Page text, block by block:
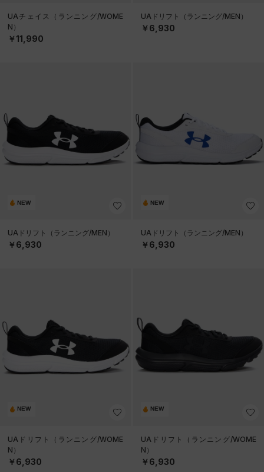
UAチェイス（ランニング/WOME
N）
￥11,990
UAドリフト（ランニング/MEN）
￥6,930
NEW
UAドリフト（ランニング/MEN）
￥6,930
NEW
UAドリフト（ランニング/MEN）
￥6,930
NEW
UAドリフト（ランニング/WOME
N）
￥6,930
NEW
UAドリフト（ランニング/WOME
N）
￥6,930